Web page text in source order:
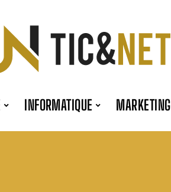
INFORMATIQUE MARKETING